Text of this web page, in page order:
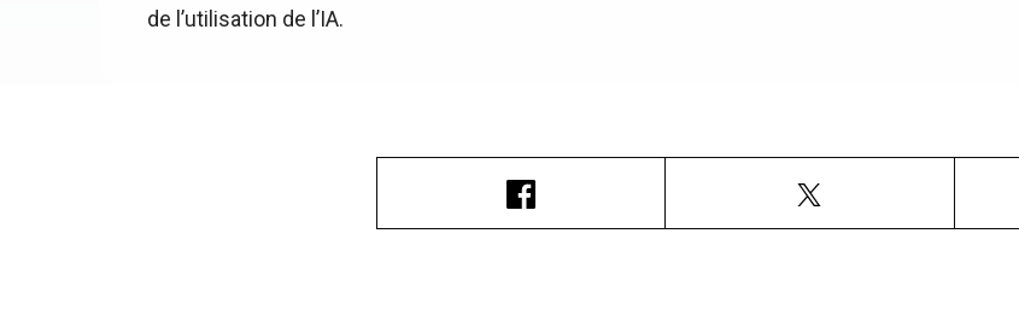
de l’utilisation de l’IA.